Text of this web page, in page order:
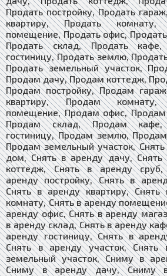
Продать постройку, Продать
квартиру, Продать комнату,
помещение, Продать офис,
Продать склад, Продать кафе,
гостиницу, Продать землю,
Продать земельный участок,
Продам дачу, Продам коттедж,
Продам постройку, Продам
квартиру, Продам комнату,
помещение, Продам офис, Продам
Продам склад, Продам
гостиницу, Продам землю,
Продам земельный участок,
дом, Снять в аренду дачу, Снять
коттедж, Снять в аренду
аренду постройку, Снять в
Снять в аренду квартиру, Снять
комнату, Снять в аренду
аренду офис, Снять в аренду
в аренду склад, Снять в аренду
аренду гостиницу, Снять в
Снять в аренду участок, Снять
земельный участок, Сниму в
Сниму в аренду дачу, Сниму